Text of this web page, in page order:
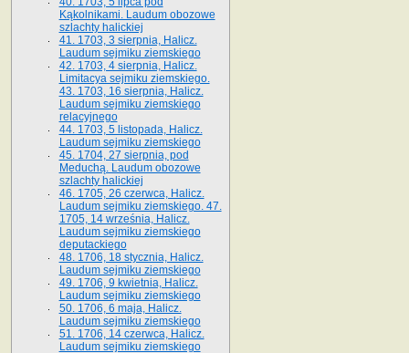
Kąkolnikami. Laudum obozowe
szlachty halickiej
41­. 1703, 3 sierpnia, Halicz.
Laudum sejmiku ziemskiego
42. 1703, 4 sierpnia, Halicz.
Limitacya sejmiku ziemskiego.
43. 1703, 16 sierpnia, Halicz.
Laudum sejmiku ziemskiego
relacyjnego
44. 1703, 5 listopada, Halicz.
Laudum sejmiku ziemskiego
45. 1704, 27 sierpnia, pod
Meduchą. Laudum obozowe
szlachty halickiej
46. 1705, 26 czerwca, Halicz.
Laudum sejmiku ziemskiego. 47.
1705, 14 września, Halicz.
Laudum sejmiku ziemskiego
deputackiego
48. 1706, 18 stycznia, Halicz.
Laudum sejmiku ziemskiego
49. 1706, 9 kwietnia, Halicz.
Laudum sejmiku ziemskiego
50. 1706, 6 maja, Halicz.
Laudum sejmiku ziemskiego
51. 1706, 14 czerwca, Halicz.
Laudum sejmiku ziemskiego